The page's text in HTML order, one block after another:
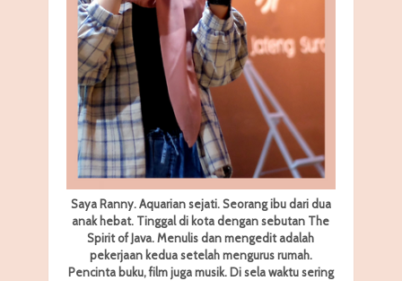
Saya Ranny. Aquarian sejati. Seorang ibu dari dua
anak hebat. Tinggal di kota dengan sebutan The
Spirit of Java. Menulis dan mengedit adalah
pekerjaan kedua setelah mengurus rumah.
Pencinta buku, film juga musik. Di sela waktu sering